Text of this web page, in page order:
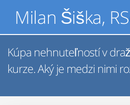
Milan Šiška,
Kúpa nehnuteľností v
kurze. Aký je medzi nimi